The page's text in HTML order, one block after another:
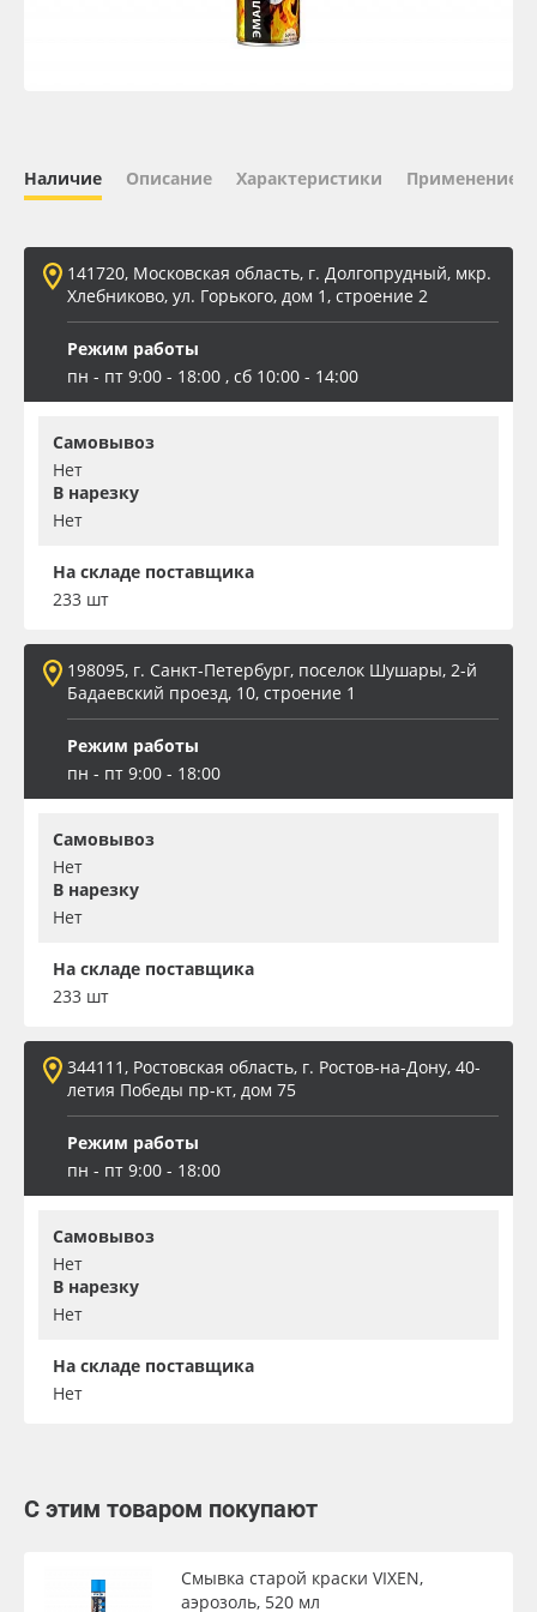
ПЭТ бэклит
Вспененный ПВХ
Заготовки для сувениров
Наличие Описание Характеристики Применение
141720, Московская область, г. Долгопрудный, мкр.
Хлебниково, ул. Горького, дом 1, строение 2
Режим работы
пн - пт 9:00 - 18:00 , сб 10:00 - 14:00
Самовывоз
Нет
В нарезку
Нет
На складе поставщика
233 шт
198095, г. Санкт-Петербург, поселок Шушары, 2-й
Бадаевский проезд, 10, строение 1
Режим работы
пн - пт 9:00 - 18:00
Самовывоз
Нет
В нарезку
Нет
На складе поставщика
233 шт
344111, Ростовская область, г. Ростов-на-Дону, 40-
летия Победы пр-кт, дом 75
Режим работы
пн - пт 9:00 - 18:00
Самовывоз
Нет
В нарезку
Нет
На складе поставщика
Нет
С этим товаром покупают
Смывка старой краски VIXEN,
аэрозоль, 520 мл